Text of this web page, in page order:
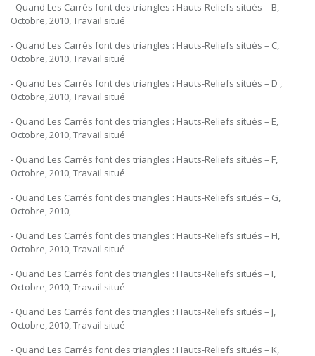
- Quand Les Carrés font des triangles : Hauts-Reliefs situés – B,
Octobre, 2010, Travail situé
- Quand Les Carrés font des triangles : Hauts-Reliefs situés – C,
Octobre, 2010, Travail situé
- Quand Les Carrés font des triangles : Hauts-Reliefs situés – D ,
Octobre, 2010, Travail situé
- Quand Les Carrés font des triangles : Hauts-Reliefs situés – E,
Octobre, 2010, Travail situé
- Quand Les Carrés font des triangles : Hauts-Reliefs situés – F,
Octobre, 2010, Travail situé
- Quand Les Carrés font des triangles : Hauts-Reliefs situés – G,
Octobre, 2010,
- Quand Les Carrés font des triangles : Hauts-Reliefs situés – H,
Octobre, 2010, Travail situé
- Quand Les Carrés font des triangles : Hauts-Reliefs situés – I,
Octobre, 2010, Travail situé
- Quand Les Carrés font des triangles : Hauts-Reliefs situés – J,
Octobre, 2010, Travail situé
- Quand Les Carrés font des triangles : Hauts-Reliefs situés – K,